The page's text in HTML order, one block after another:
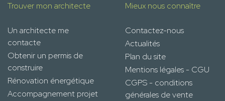
Trouver mon architecte
Un architecte me
contacte
Obtenir un permis de
construire
Rénovation énergétique
Accompagnement projet
Mieux nous connaître
Contactez-nous
Actualités
Plan du site
Mentions légales - CGU
CGPS - conditions
générales de vente